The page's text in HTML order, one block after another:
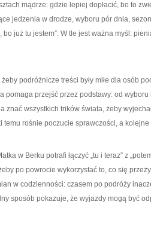
mądrze: gdzie lepiej dopłacić, bo to
jedzenia w drodze, wyboru pór dnia,
bo już tu jestem”. W tle jest ważna myśl:
podróżnicze treści były miłe dla osób
pomaga przejść przez podstawy: od
znać wszystkich trików świata, żeby
temu rośnie poczucie sprawczości, a
w Berku potrafi łączyć „tu i teraz” z
po powrocie wykorzystać to, co się
w codzienności: czasem po podróży
sposób pokazuje, że wyjazdy mogą być